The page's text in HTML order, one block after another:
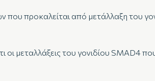
που προκαλείται από μετάλλαξη του
μεταλλάξεις του γονιδίου SMAD4